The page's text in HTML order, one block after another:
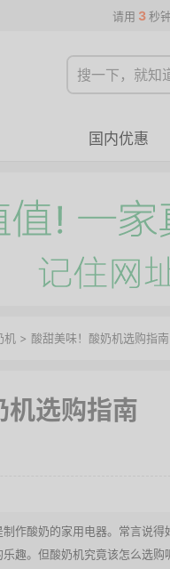
请用 3 秒
国内优惠
机 > 酸甜美味！酸奶机选购指南
机选购指南
作酸奶的家用电器。常言说
趣。但酸奶机究竟该怎么选